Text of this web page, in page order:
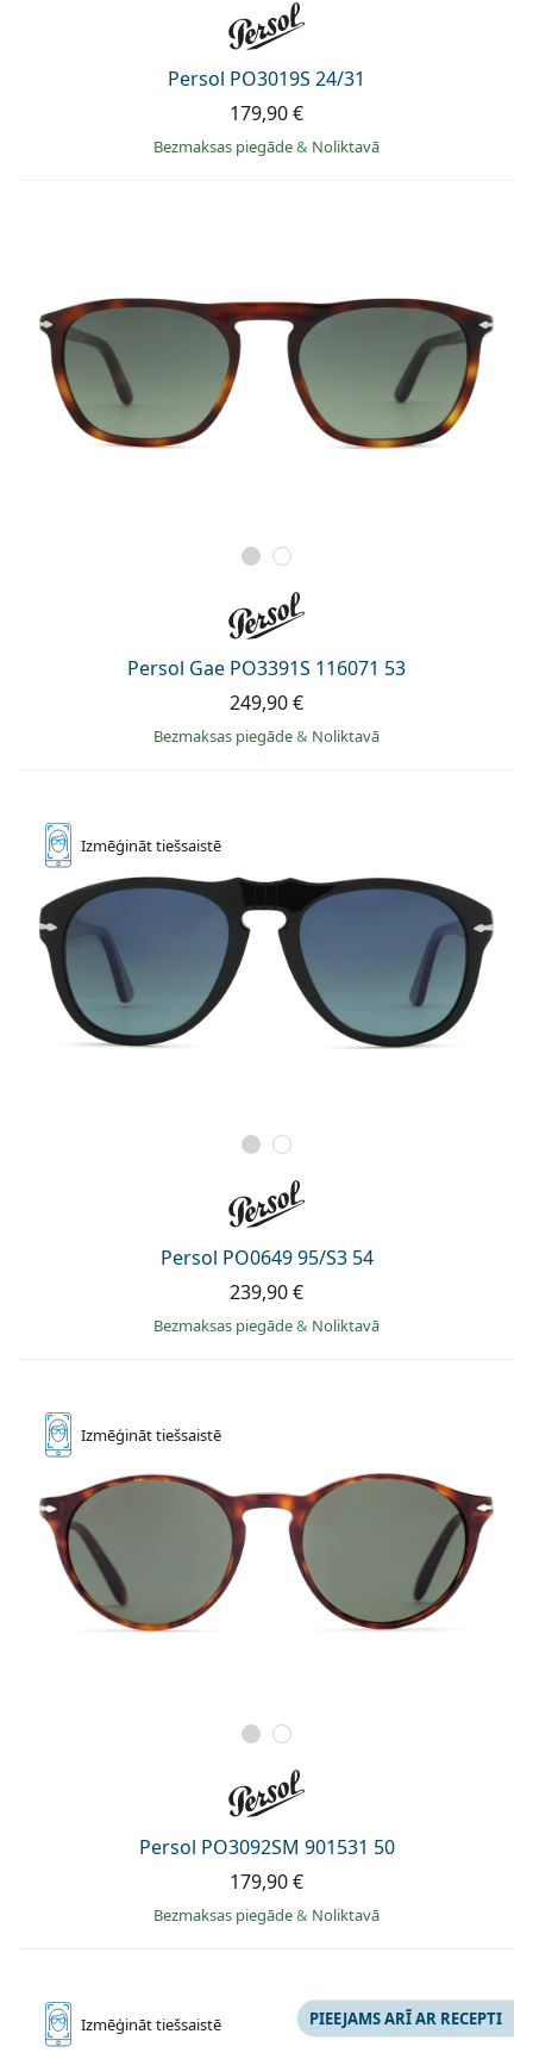
Persol PO3019S 24/31
179,90 €
Bezmaksas piegāde& Noliktavā
Persol Gae PO3391S 116071 53
249,90 €
Bezmaksas piegāde& Noliktavā
Izmēģināttiešsaistē
Persol PO0649 95/S3 54
239,90 €
Bezmaksas piegāde& Noliktavā
Izmēģināttiešsaistē
Persol PO3092SM 901531 50
179,90 €
Bezmaksas piegāde& Noliktavā
Izmēģināttiešsaistē PIEEJAMS ARĪ AR RECEPTI